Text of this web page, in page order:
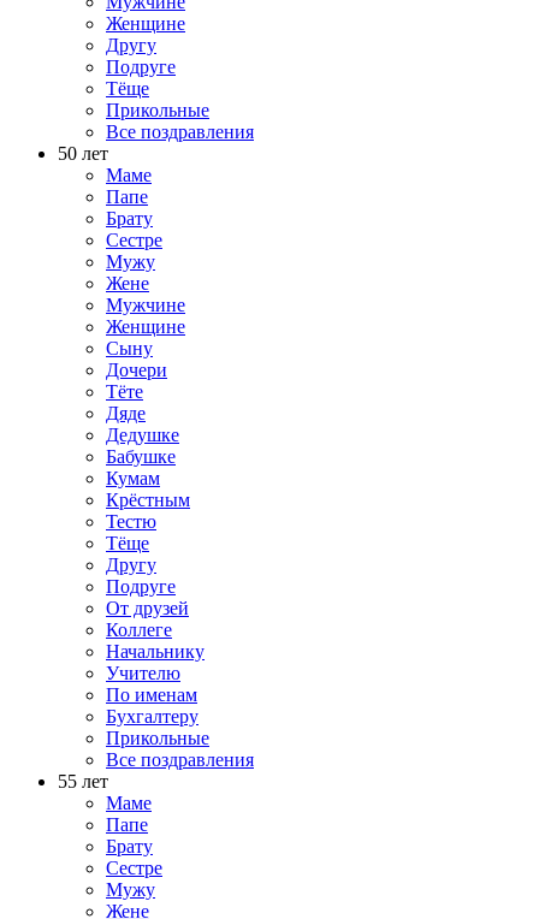
Женщине
Другу
Подруге
Тёще
Прикольные
Все поздравления
50 лет
Маме
Папе
Брату
Сестре
Мужу
Жене
Мужчине
Женщине
Сыну
Дочери
Тёте
Дяде
Дедушке
Бабушке
Кумам
Крёстным
Тестю
Тёще
Другу
Подруге
От друзей
Коллеге
Начальнику
Учителю
По именам
Бухгалтеру
Прикольные
Все поздравления
55 лет
Маме
Папе
Брату
Сестре
Мужу
Жене